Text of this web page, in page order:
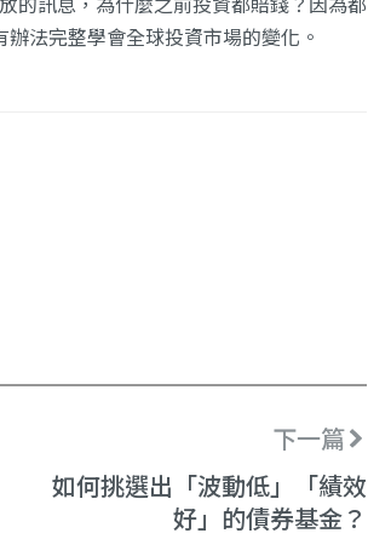
法完整學會全球投資市場的變化。
下一篇
如何挑選出「波動低」「績效
好」的債券基金？